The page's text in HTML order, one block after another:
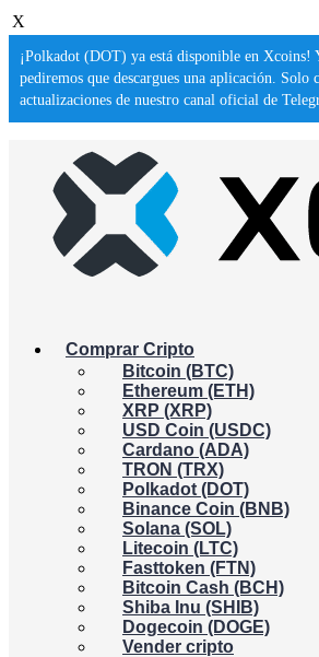
X
¡Polkadot (DOT) ya está disponible en Xcoins!
pediremos que descargues una aplicación. Solo
actualizaciones de nuestro canal oficial de
Comprar Cripto
Bitcoin (BTC)
Ethereum (ETH)
XRP (XRP)
USD Coin (USDC)
Cardano (ADA)
TRON (TRX)
Polkadot (DOT)
Binance Coin (BNB)
Solana (SOL)
Litecoin (LTC)
Fasttoken (FTN)
Bitcoin Cash (BCH)
Shiba Inu (SHIB)
Dogecoin (DOGE)
Vender cripto